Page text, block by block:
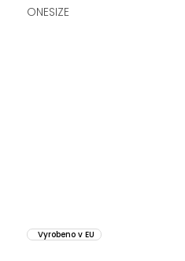
ONESIZE
Vyrobeno v EU